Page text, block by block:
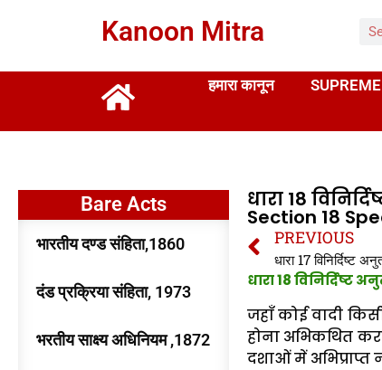
Kanoon Mitra
हमारा कानून
Bare Acts
भारतीय दण्ड संहिता,1860
दंड प्रक्रिया संहिता, 1973
भरतीय साक्ष्य अधिनियम ,1872
धारा 18
Section 18
PREVIOUS
धारा 18 विनिर्दिष्ट
जहाँ कोई वादी
होना अभिकथित
दशाओं में अभिप्राप्त